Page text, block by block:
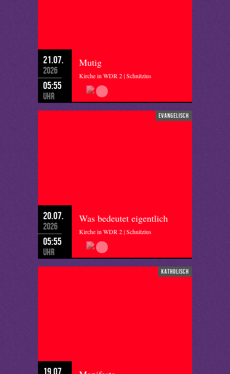
21.07.
2026
05:55
Uhr
Mutig
Kirche in WDR 2 | Schnitzius
evangelisch
20.07.
2026
05:55
Uhr
Was bedeutet eigentlich
Kirche in WDR 2 | Schnitzius
katholisch
19.07.